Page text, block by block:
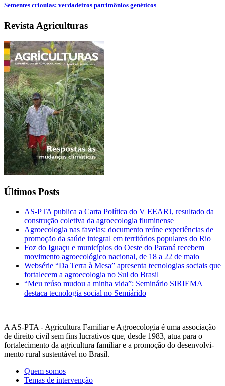
Sementes crioulas: verdadeiros patrimônios genéticos
Revista Agriculturas
Últimos Posts
AS-PTA publica a Carta Política do V EEARJ, resultado da
construção coletiva da agroecologia fluminense
Agroecologia nas favelas: documento reúne experiências de
promoção da saúde integral em territórios populares do Rio
Foz do Iguaçu e municípios do Oeste do Paraná recebem
movimento agroecológico nacional, de 18 a 22 de maio
Websérie “Da Terra à Mesa” apresenta tecnologias sociais que
fortalecem a agroecologia no Sul do Brasil
“Meu reúso mudou a minha vida”: Seminário SIRIEMA
destaca tecnologia social no Semiárido
A AS-PTA - Agricultura Familiar e Agro­ecologia é uma associação
de direito civil sem fins lucrativos que, desde 1983, atua para o
fortalecimento da agricultura familiar e a promoção do desenvolvi­
mento rural sustentável no Brasil.
Quem somos
Temas de intervenção